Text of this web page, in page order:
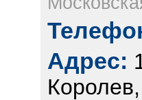
Адрес: